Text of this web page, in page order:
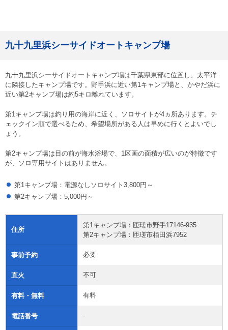
九十九里浜シーサイドオートキャンプ場
九十九里浜シーサイドオートキャンプ場は千葉県東部に位置し、太平洋
に隣接したキャンプ場です。野手浜に近い第1キャンプ場と、かやだ浜に
近い第2キャンプ場は約5キロ離れています。
第1キャンプ場は釣り用の海岸に近く、ソロサイトが4ヵ所あります。チ
ェックイン順で選べるため、希望場所がある人は早めに行くとよいでし
ょう。
第2キャンプ場は目の前が海水浴場で、1区画の面積が広いのが特徴です
が、ソロ専用サイトはありません。
第1キャンプ場：電源なしソロサイト3,800円～
第2キャンプ場：5,000円～
住所
第1キャンプ場：匝瑳市野手17146-935
第2キャンプ場：匝瑳市栢田浜7952
事前予約 必要
直火 不可
有料・無料 有料
電話番号 -